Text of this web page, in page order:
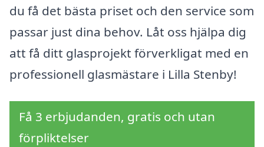
du få det bästa priset och den service som
passar just dina behov. Låt oss hjälpa dig
att få ditt glasprojekt förverkligat med en
professionell glasmästare i Lilla Stenby!
Få 3 erbjudanden, gratis och utan
förpliktelser